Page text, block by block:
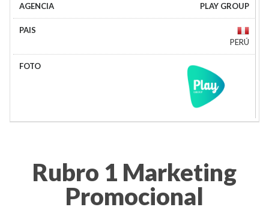
PLAY GROUP
PERÚ
Rubro 1 Marketing
Promocional